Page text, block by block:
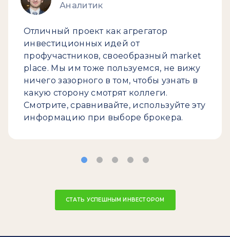
Аналитик
Отличный проект как агрегатор
инвестиционных идей от
профучастников, своеобразный market
place. Мы им тоже пользуемся, не вижу
ничего зазорного в том, чтобы узнать в
какую сторону смотрят коллеги.
Смотрите, сравнивайте, используйте эту
информацию при выборе брокера.
СТАТЬ УСПЕШНЫМ ИНВЕСТОРОМ